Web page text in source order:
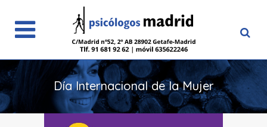
Día Internacional de la Mujer